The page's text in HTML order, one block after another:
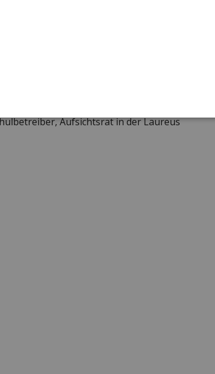
in Bad Mitterndorf
Ein Jahr später wechselte er zu den
GmbH
Sports Awards Foundation hervorging,
Aufsichtsrat in der Laureus